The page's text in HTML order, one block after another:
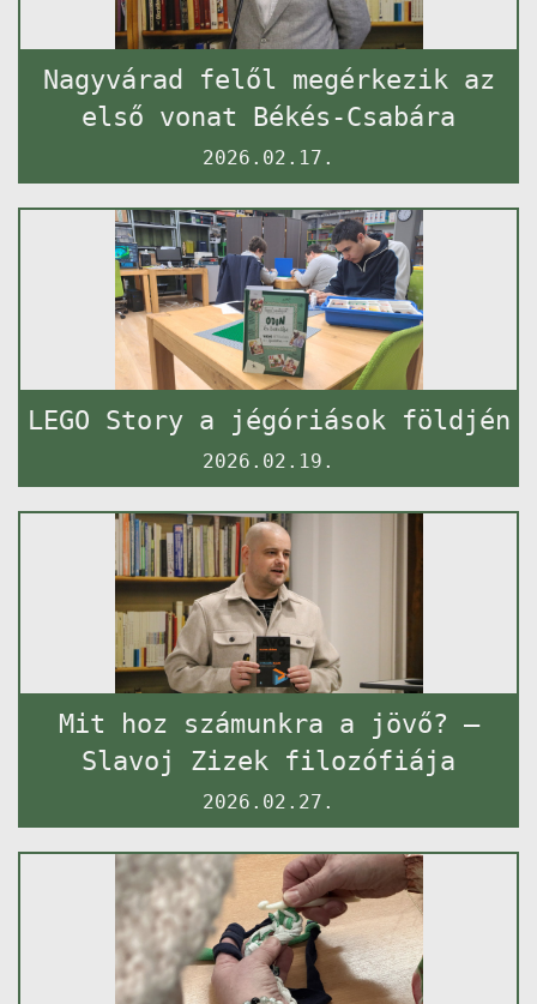
Nagyvárad felől megérkezik az
első vonat Békés-Csabára
2026.02.17.
LEGO Story a jégóriások földjén
2026.02.19.
Mit hoz számunkra a jövő? –
Slavoj Zizek filozófiája
2026.02.27.